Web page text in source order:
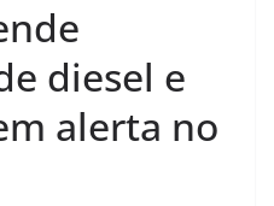
diesel e
alerta no